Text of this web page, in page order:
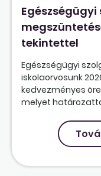
tekintettel
Egészségügyi
iskolaorvosunk
kedvezményes
melyet